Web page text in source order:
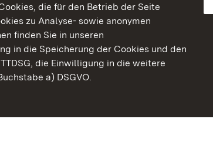
die für den Betrieb der Seite
zu Analyse- sowie anonymen
finden Sie in unseren
in die Speicherung der Cookies und den
die Einwilligung in die weitere
a) DSGVO.